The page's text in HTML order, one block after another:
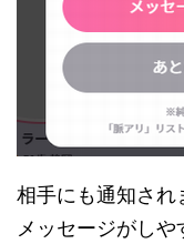
相手にも通知され
メッセージがしや